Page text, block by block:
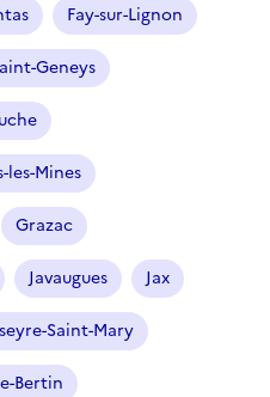
Fay-sur-Lignon
Geneys
les-Mines
Grazac
Javaugues Jax
Saint-Mary
Bertin